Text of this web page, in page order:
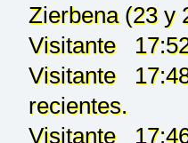
Zierbena (23 y
Visitante
Visitante
recientes.
Visitante